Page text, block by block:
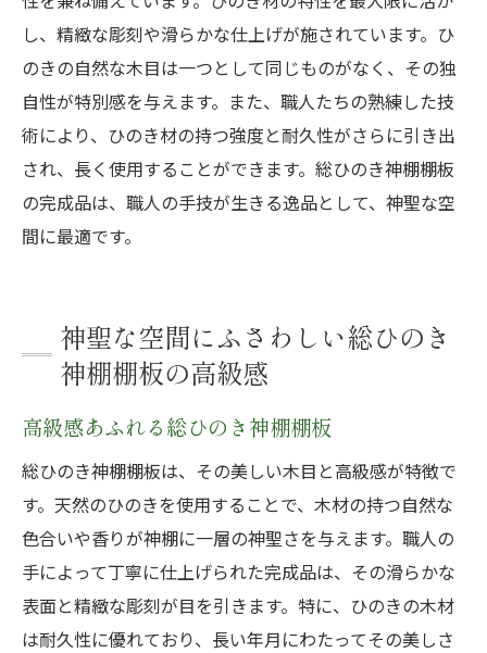
し、精緻な彫刻や滑らかな仕上げが施されています。ひ
のきの自然な木目は一つとして同じものがなく、その独
自性が特別感を与えます。また、職人たちの熟練した技
術により、ひのき材の持つ強度と耐久性がさらに引き出
され、長く使用することができます。総ひのき神棚棚板
の完成品は、職人の手技が生きる逸品として、神聖な空
間に最適です。
神聖な空間にふさわしい総ひのき
神棚棚板の高級感
高級感あふれる総ひのき神棚棚板
総ひのき神棚棚板は、その美しい木目と高級感が特徴で
す。天然のひのきを使用することで、木材の持つ自然な
色合いや香りが神棚に一層の神聖さを与えます。職人の
手によって丁寧に仕上げられた完成品は、その滑らかな
表面と精緻な彫刻が目を引きます。特に、ひのきの木材
は耐久性に優れており、長い年月にわたってその美しさ